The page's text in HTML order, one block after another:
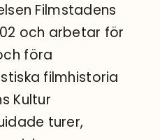
Filmstadens
och arbetar för
föra
filmhistoria
Kultur
turer,